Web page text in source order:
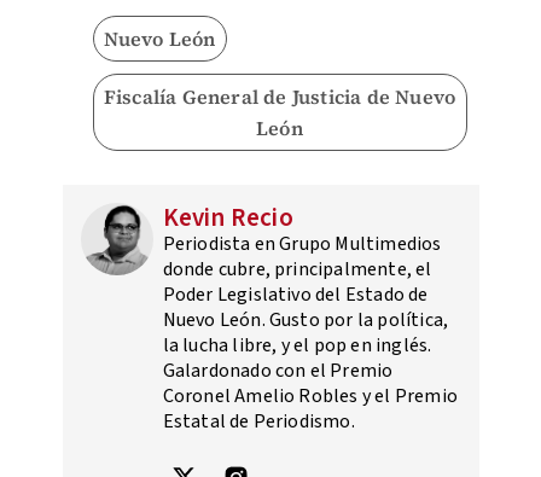
Nuevo León
Fiscalía General de Justicia de Nuevo
León
Kevin Recio
Periodista en Grupo Multimedios
donde cubre, principalmente, el
Poder Legislativo del Estado de
Nuevo León. Gusto por la política,
la lucha libre, y el pop en inglés.
Galardonado con el Premio
Coronel Amelio Robles y el Premio
Estatal de Periodismo.